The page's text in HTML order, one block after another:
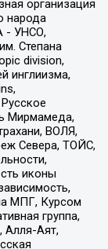
организация
народа
- УНСО,
Степана
division,
инглиизма,
Мирмамеда,
ВОЛЯ,
Севера, ТОЙС,
иконы
МПГ, Курсом
группа,
Алля-Аят,